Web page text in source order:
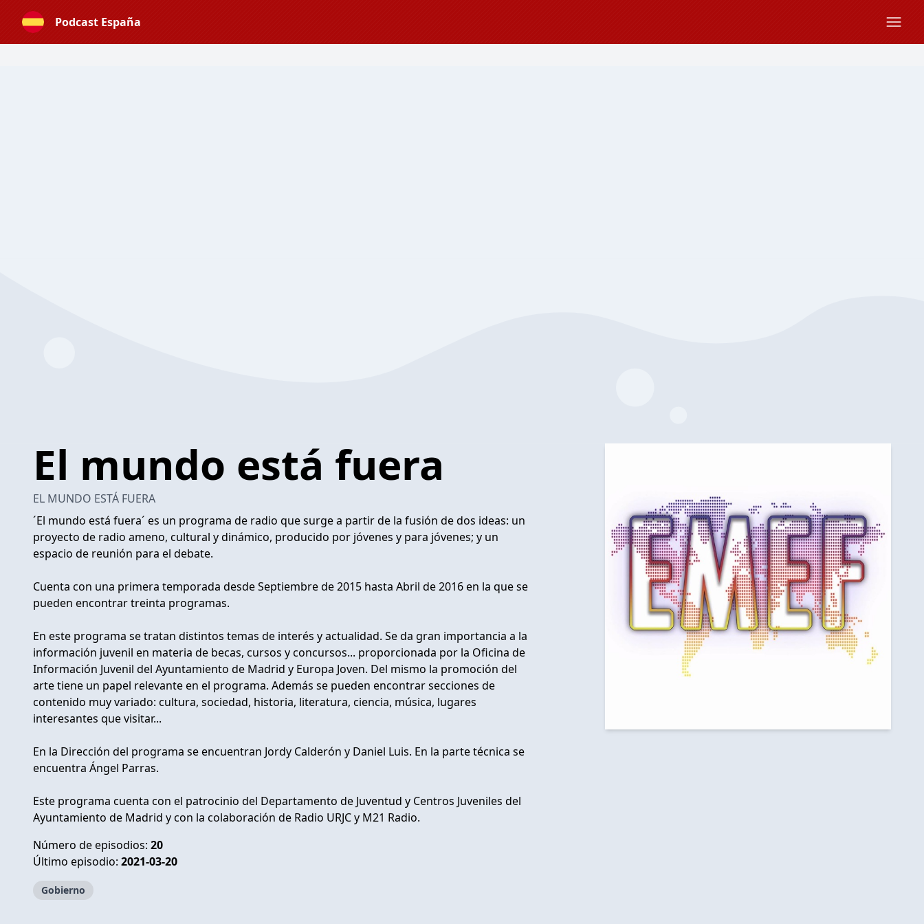
Podcast España
El mundo está fuera
EL MUNDO ESTÁ FUERA
´El mundo está fuera´ es un programa de radio que surge a partir de la fusión de dos ideas: un
proyecto de radio ameno, cultural y dinámico, producido por jóvenes y para jóvenes; y un
espacio de reunión para el debate.
Cuenta con una primera temporada desde Septiembre de 2015 hasta Abril de 2016 en la que se
pueden encontrar treinta programas.
En este programa se tratan distintos temas de interés y actualidad. Se da gran importancia a la
información juvenil en materia de becas, cursos y concursos... proporcionada por la Oficina de
Información Juvenil del Ayuntamiento de Madrid y Europa Joven. Del mismo la promoción del
arte tiene un papel relevante en el programa. Además se pueden encontrar secciones de
contenido muy variado: cultura, sociedad, historia, literatura, ciencia, música, lugares
interesantes que visitar...
En la Dirección del programa se encuentran Jordy Calderón y Daniel Luis. En la parte técnica se
encuentra Ángel Parras.
Este programa cuenta con el patrocinio del Departamento de Juventud y Centros Juveniles del
Ayuntamiento de Madrid y con la colaboración de Radio URJC y M21 Radio.
Número de episodios: 20
Último episodio: 2021-03-20
Gobierno